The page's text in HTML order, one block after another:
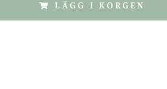
LÄGG I KORGEN